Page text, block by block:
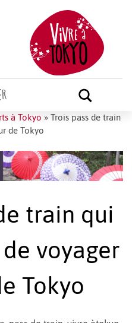
à Tokyo » Trois pass de train
de Tokyo
train qui
voyager
Tokyo